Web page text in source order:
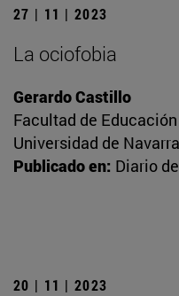
27 | 11 | 2023
La ociofobia
Gerardo Castillo
Facultad de
Universidad de Navarra
Publicado en: Diario
20 | 11 | 2023